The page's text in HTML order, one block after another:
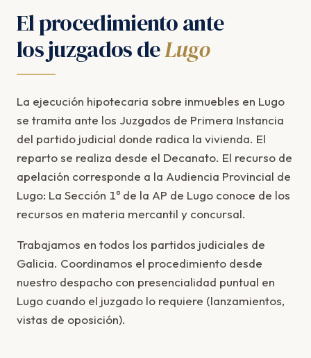
El procedimiento ante
los juzgados deLugo
La ejecución hipotecaria sobre inmuebles en Lugo
se tramita ante los Juzgados de Primera Instancia
del partido judicial donde radica la vivienda. El
reparto se realiza desde el Decanato. El recurso de
apelación corresponde a la Audiencia Provincial de
Lugo: La Sección 1ª de la AP de Lugo conoce de los
recursos en materia mercantil y concursal.
Trabajamos en todos los partidos judiciales de
Galicia. Coordinamos el procedimiento desde
nuestro despacho con presencialidad puntual en
Lugo cuando el juzgado lo requiere (lanzamientos,
vistas de oposición).